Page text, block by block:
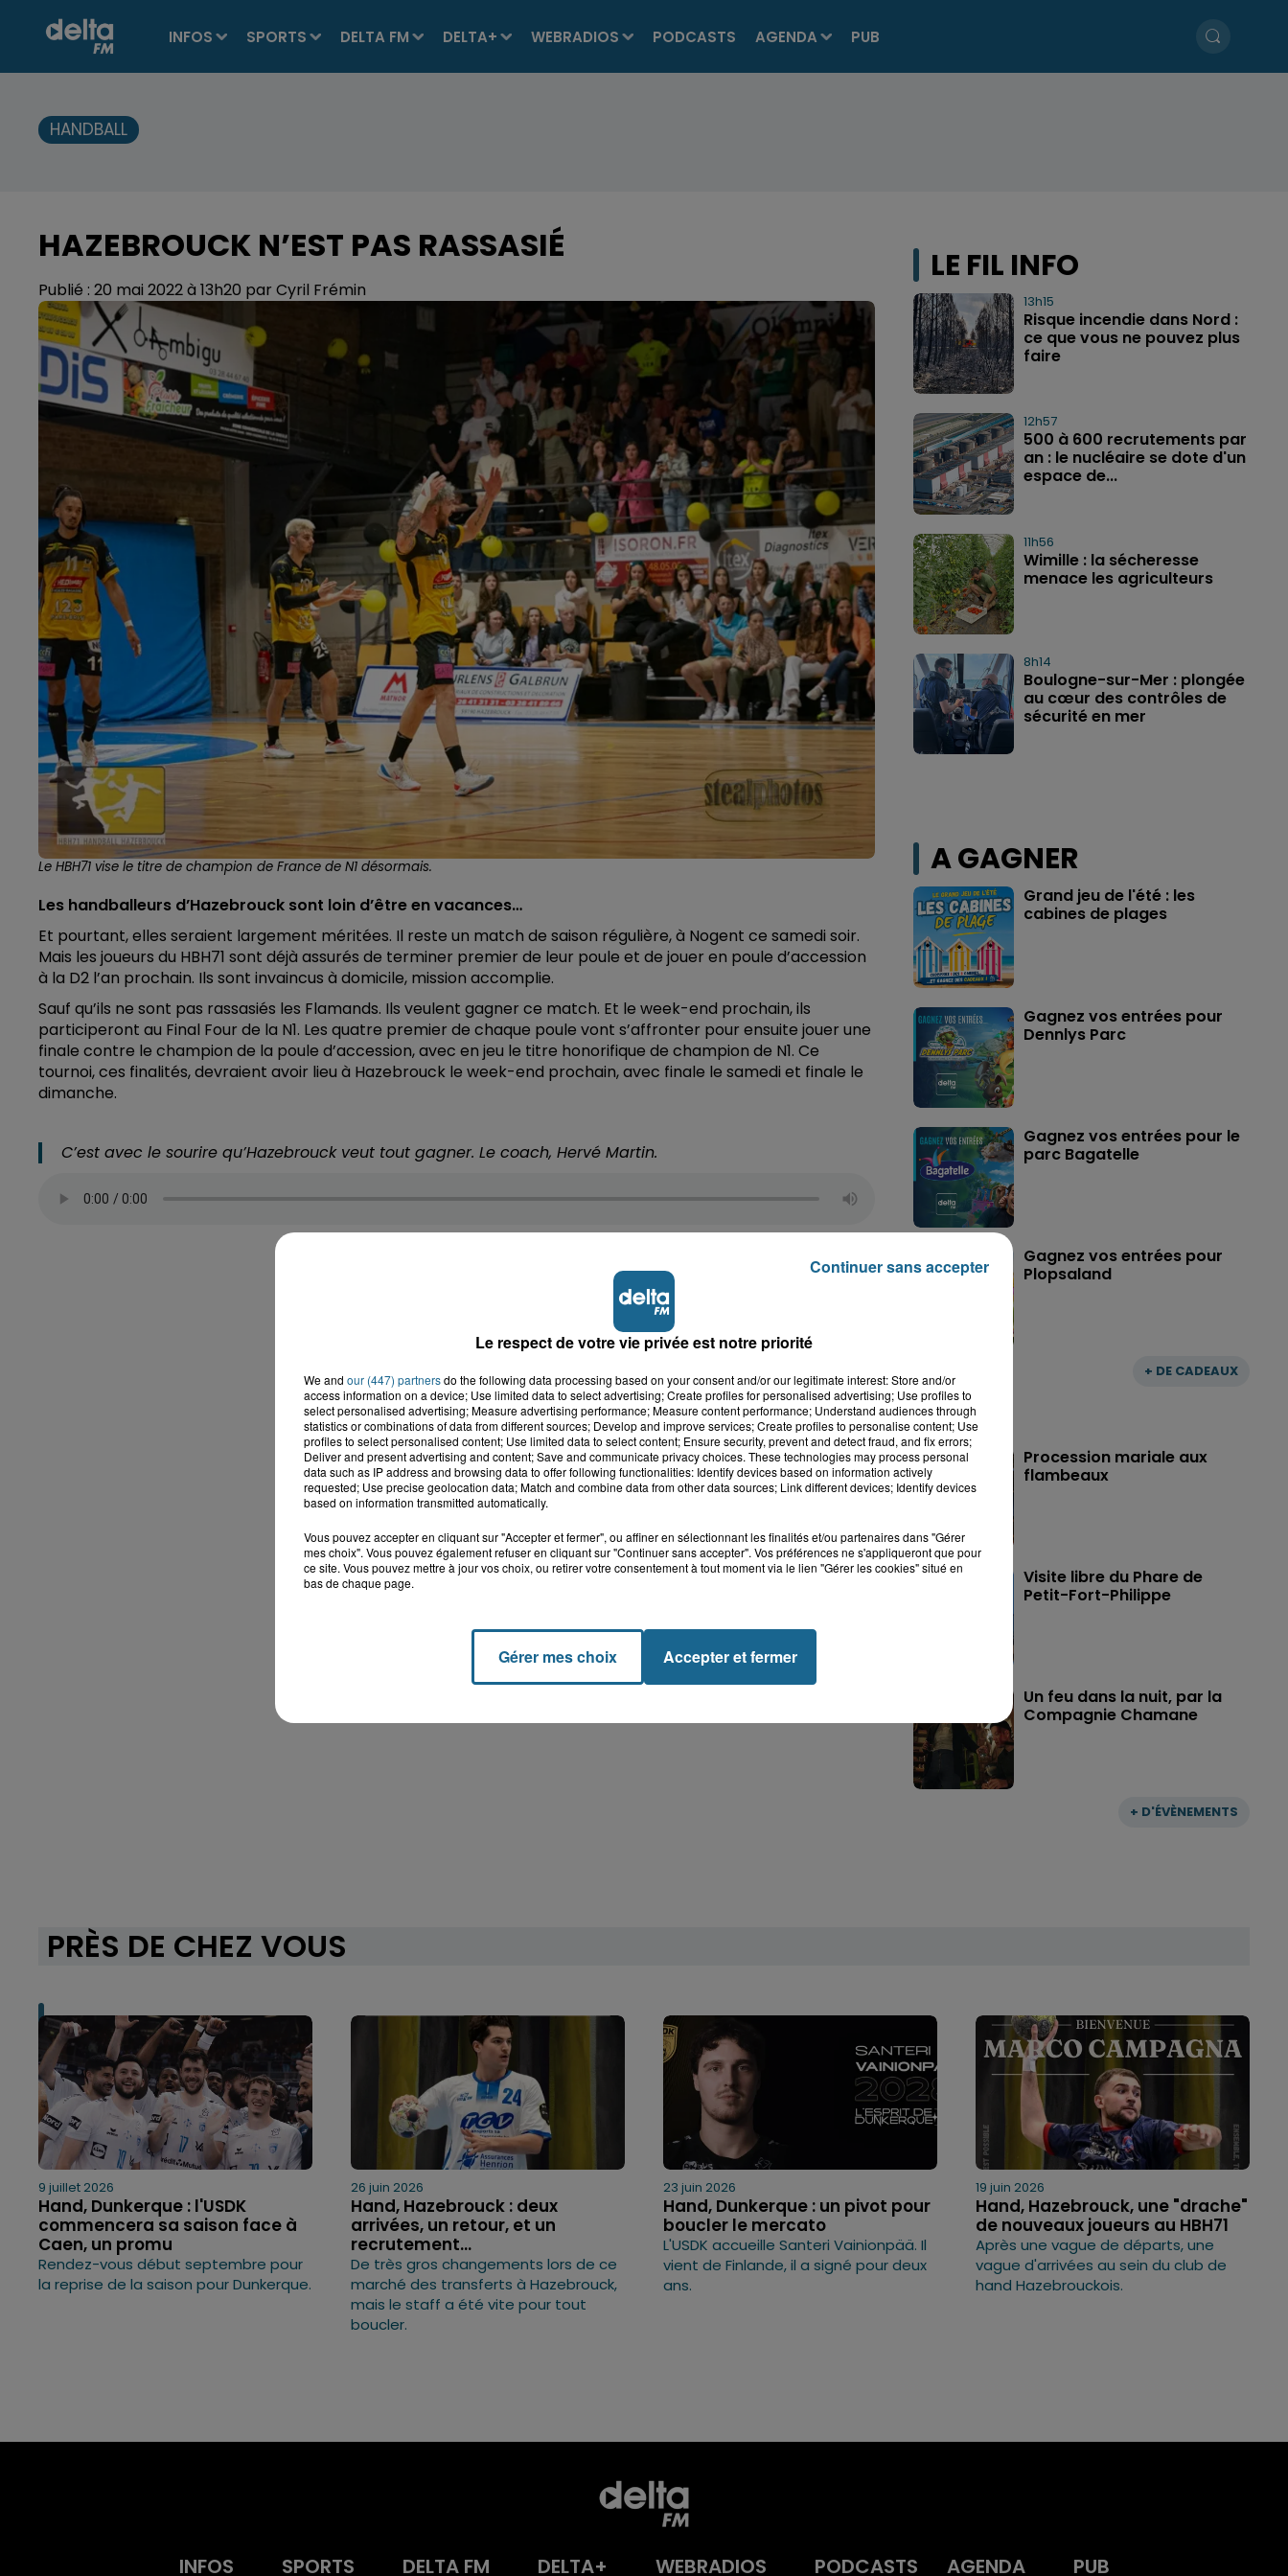
INFOS SPORTS DELTA FM DELTA+ WEBRADIOS PODCASTS AGENDA PUB
HANDBALL
HAZEBROUCK N’EST PAS RASSASIÉ
Publié : 20 mai 2022 à 13h20 par Cyril Frémin
Le HBH71 vise le titre de champion de France de N1 désormais.
Les handballeurs d’Hazebrouck sont loin d’être en vacances…
Et pourtant, elles seraient largement méritées. Il reste un match de saison régulière, à Nogent ce samedi soir.
Mais les joueurs du HBH71 sont déjà assurés de terminer premier de leur poule et de jouer en poule d’accession
à la D2 l’an prochain. Ils sont invaincus à domicile, mission accomplie.
Sauf qu’ils ne sont pas rassasiés les Flamands. Ils veulent gagner ce match. Et le week-end prochain, ils
participeront au Final Four de la N1. Les quatre premier de chaque poule vont s’affronter pour ensuite jouer une
finale contre le champion de la poule d’accession, avec en jeu le titre honorifique de champion de N1. Ce
tournoi, ces finalités, devraient avoir lieu à Hazebrouck le week-end prochain, avec finale le samedi et finale le
dimanche.
C’est avec le sourire qu’Hazebrouck veut tout gagner. Le coach, Hervé Martin.
LE FIL INFO
13h15
Risque incendie dans Nord :
ce que vous ne pouvez plus
faire
12h57
500 à 600 recrutements par
an : le nucléaire se dote d'un
espace de...
11h56
Wimille : la sécheresse
menace les agriculteurs
8h14
Boulogne-sur-Mer : plongée
au cœur des contrôles de
sécurité en mer
A GAGNER
+ DE CADEAUX
Grand jeu de l'été : les
cabines de plages
Gagnez vos entrées pour
Dennlys Parc
Gagnez vos entrées pour le
parc Bagatelle
Gagnez vos entrées pour
Plopsaland
+ D'ÉVÈNEMENTS
Procession mariale aux
flambeaux
Visite libre du Phare de
Petit-Fort-Philippe
Un feu dans la nuit, par la
Compagnie Chamane
PRÈS DE CHEZ VOUS
9 juillet 2026
Hand, Dunkerque : l'USDK
commencera sa saison face à
Caen, un promu
Rendez-vous début septembre pour
la reprise de la saison pour Dunkerque.
26 juin 2026
Hand, Hazebrouck : deux
arrivées, un retour, et un
recrutement...
De très gros changements lors de ce
marché des transferts à Hazebrouck,
mais le staff a été vite pour tout
boucler.
23 juin 2026
Hand, Dunkerque : un pivot pour
boucler le mercato
L'USDK accueille Santeri Vainionpää. Il
vient de Finlande, il a signé pour deux
ans.
19 juin 2026
Hand, Hazebrouck, une "drache"
de nouveaux joueurs au HBH71
Après une vague de départs, une
vague d'arrivées au sein du club de
hand Hazebrouckois.
INFOS SPORTS DELTA FM DELTA+ WEBRADIOS PODCASTS AGENDA PUB
Le respect de votre vie privée est notre priorité
We and our (447) partnersdo the following data processing based on your consent and/or our legitimate interest: Store and/or
access information on a device; Use limited data to select advertising; Create profiles for personalised advertising; Use profiles to
select personalised advertising; Measure advertising performance; Measure content performance; Understand audiences through
statistics or combinations of data from different sources; Develop and improve services; Create profiles to personalise content; Use
profiles to select personalised content; Use limited data to select content; Ensure security, prevent and detect fraud, and fix errors;
Deliver and present advertising and content; Save and communicate privacy choices. These technologies may process personal
data such as IP address and browsing data to offer following functionalities: Identify devices based on information actively
requested; Use precise geolocation data; Match and combine data from other data sources; Link different devices; Identify devices
based on information transmitted automatically.
Vous pouvez accepter en cliquant sur "Accepter et fermer", ou affiner en sélectionnant les finalités et/ou partenaires dans "Gérer
mes choix". Vous pouvez également refuser en cliquant sur "Continuer sans accepter". Vos préférences ne s'appliqueront que pour
ce site. Vous pouvez mettre à jour vos choix, ou retirer votre consentement à tout moment via le lien "Gérer les cookies" situé en
bas de chaque page.
Gérer mes choix Accepter et fermer
Continuer sans accepter